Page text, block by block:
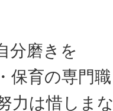
分磨きを
保育の専門
力は惜しま